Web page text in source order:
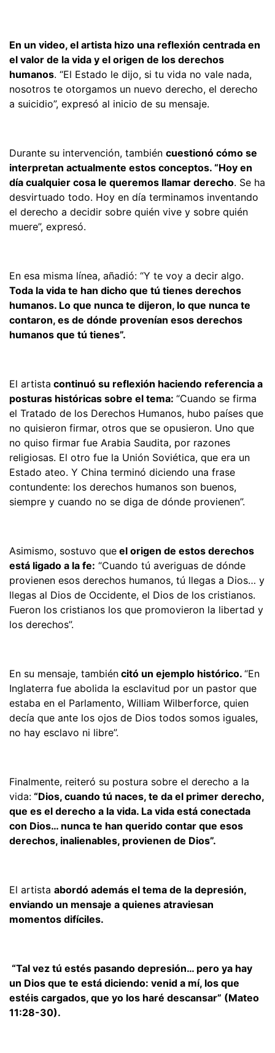
En un video, el artista hizo una reflexión centrada en
el valor de la vida y el origen de los derechos
humanos. “El Estado le dijo, si tu vida no vale nada,
nosotros te otorgamos un nuevo derecho, el derecho
a suicidio”, expresó al inicio de su mensaje.
Durante su intervención, también cuestionó cómo se
interpretan actualmente estos conceptos. “Hoy en
día cualquier cosa le queremos llamar derecho. Se ha
desvirtuado todo. Hoy en día terminamos inventando
el derecho a decidir sobre quién vive y sobre quién
muere”, expresó.
En esa misma línea, añadió: “Y te voy a decir algo.
Toda la vida te han dicho que tú tienes derechos
humanos. Lo que nunca te dijeron, lo que nunca te
contaron, es de dónde provenían esos derechos
humanos que tú tienes”.
El artista continuó su reflexión haciendo referencia a
posturas históricas sobre el tema: “Cuando se firma
el Tratado de los Derechos Humanos, hubo países que
no quisieron firmar, otros que se opusieron. Uno que
no quiso firmar fue Arabia Saudita, por razones
religiosas. El otro fue la Unión Soviética, que era un
Estado ateo. Y China terminó diciendo una frase
contundente: los derechos humanos son buenos,
siempre y cuando no se diga de dónde provienen”.
Asimismo, sostuvo que el origen de estos derechos
está ligado a la fe: “Cuando tú averiguas de dónde
provienen esos derechos humanos, tú llegas a Dios… y
llegas al Dios de Occidente, el Dios de los cristianos.
Fueron los cristianos los que promovieron la libertad y
los derechos”.
En su mensaje, también citó un ejemplo histórico. “En
Inglaterra fue abolida la esclavitud por un pastor que
estaba en el Parlamento, William Wilberforce, quien
decía que ante los ojos de Dios todos somos iguales,
no hay esclavo ni libre”.
Finalmente, reiteró su postura sobre el derecho a la
vida: “Dios, cuando tú naces, te da el primer derecho,
que es el derecho a la vida. La vida está conectada
con Dios… nunca te han querido contar que esos
derechos, inalienables, provienen de Dios”.
El artista abordó además el tema de la depresión,
enviando un mensaje a quienes atraviesan
momentos difíciles.
“Tal vez tú estés pasando depresión… pero ya hay
un Dios que te está diciendo: venid a mí, los que
estéis cargados, que yo los haré descansar” (Mateo
11:28-30).